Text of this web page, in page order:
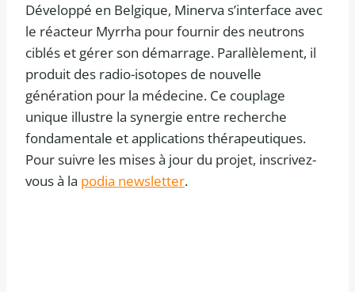
Développé en Belgique, Minerva s’interface avec
le réacteur Myrrha pour fournir des neutrons
ciblés et gérer son démarrage. Parallèlement, il
produit des radio-isotopes de nouvelle
génération pour la médecine. Ce couplage
unique illustre la synergie entre recherche
fondamentale et applications thérapeutiques.
Pour suivre les mises à jour du projet, inscrivez-
vous à la podia newsletter.